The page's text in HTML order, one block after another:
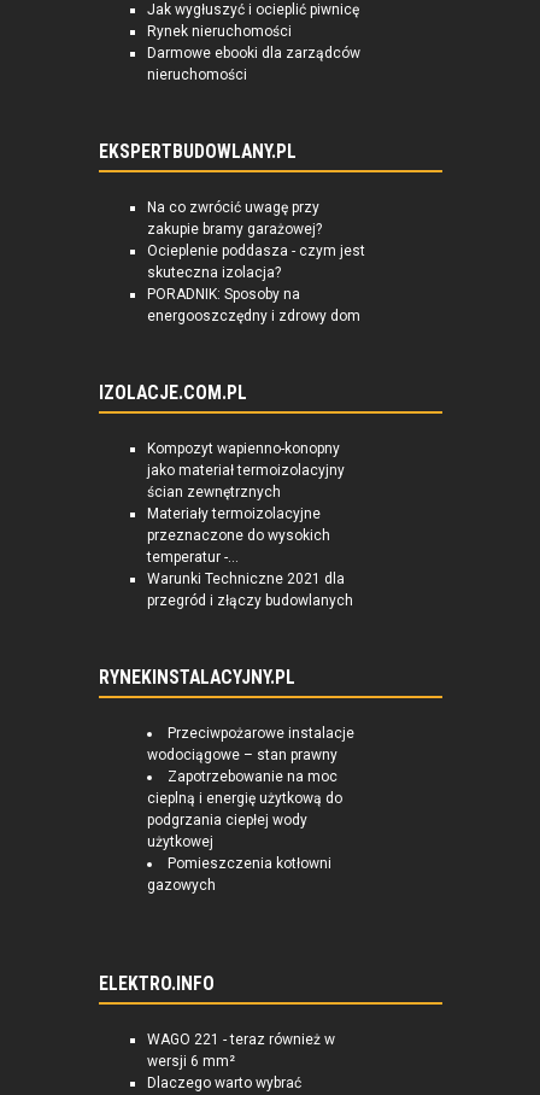
Jak wygłuszyć i ocieplić piwnicę
Rynek nieruchomości
Darmowe ebooki dla zarządców
nieruchomości
EKSPERTBUDOWLANY.PL
Na co zwrócić uwagę przy
zakupie bramy garażowej?
Ocieplenie poddasza - czym jest
skuteczna izolacja?
PORADNIK: Sposoby na
energooszczędny i zdrowy dom
IZOLACJE.COM.PL
Kompozyt wapienno-konopny
jako materiał termoizolacyjny
ścian zewnętrznych
Materiały termoizolacyjne
przeznaczone do wysokich
temperatur -...
Warunki Techniczne 2021 dla
przegród i złączy budowlanych
RYNEKINSTALACYJNY.PL
Przeciwpożarowe instalacje
wodociągowe – stan prawny
Zapotrzebowanie na moc
cieplną i energię użytkową do
podgrzania ciepłej wody
użytkowej
Pomieszczenia kotłowni
gazowych
ELEKTRO.INFO
WAGO 221 - teraz również w
wersji 6 mm²
Dlaczego warto wybrać